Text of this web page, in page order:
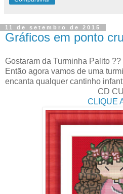
11 de setembro de 2015
Gráficos em ponto
Gostaram da Turminha Palito ??
Então agora vamos de uma
encanta qualquer cantinho
CD
CLIQUE